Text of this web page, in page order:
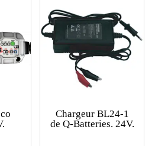
Chargeur BL24-1
de Q-Batteries. 24V.